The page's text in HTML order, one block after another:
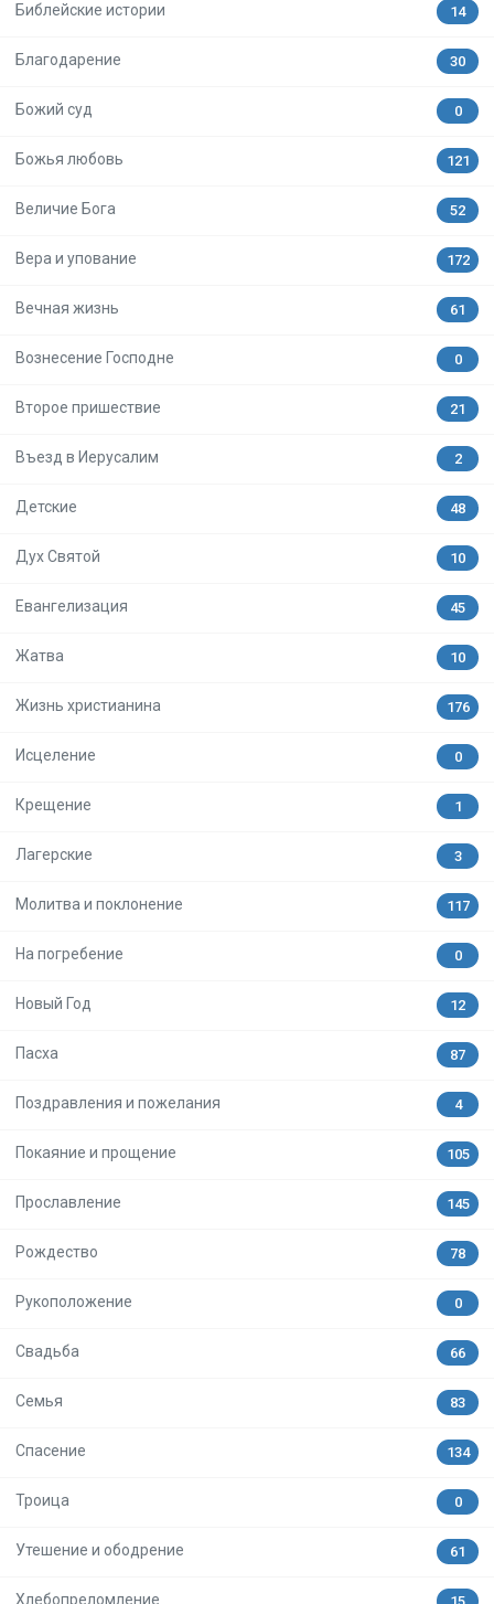
Библейские истории 14
Благодарение 30
Божий суд 0
Божья любовь 121
Величие Бога 52
Вера и упование 172
Вечная жизнь 61
Вознесение Господне 0
Второе пришествие 21
Въезд в Иерусалим 2
Детские 48
Дух Святой 10
Евангелизация 45
Жатва 10
Жизнь христианина 176
Исцеление 0
Крещение 1
Лагерские 3
Молитва и поклонение 117
На погребение 0
Новый Год 12
Пасха 87
Поздравления и пожелания 4
Покаяние и прощение 105
Прославление 145
Рождество 78
Рукоположение 0
Свадьба 66
Семья 83
Спасение 134
Троица 0
Утешение и ободрение 61
Хлебопреломление